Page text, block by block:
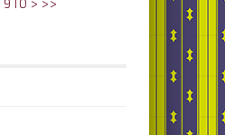
9 10 > >>